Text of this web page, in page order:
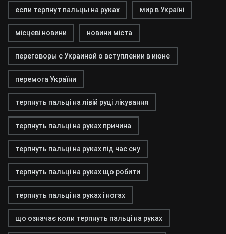
если терпнут пальцы на руках мир в Україні
місцеві новини новини міста
переговоры с Украиной о вступлении в июне
перемога України
терпнуть пальці на лівій руці лікування
терпнуть пальці на руках причина
терпнуть пальці на руках під час сну
терпнуть пальці на руках що робити
терпнуть пальці на руках і ногах
що означає коли терпнуть пальці на руках